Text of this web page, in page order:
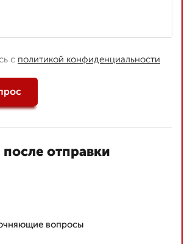
с политикой конфиденциальности
после отправки
вопросы